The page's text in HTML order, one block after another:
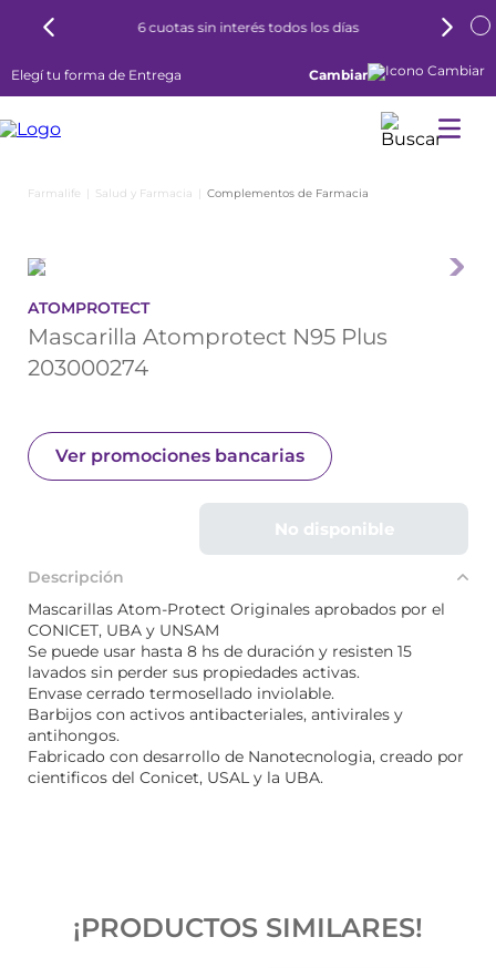
6 cuotas sin interés todos los días
Elegí tu forma de Entrega Cambiar
Salud y Farmacia Complementos de Farmacia
ATOMPROTECT
Mascarilla Atomprotect N95 Plus
203000274
Ver promociones bancarias
No disponible
Descripción
Mascarillas Atom-Protect Originales aprobados por el
CONICET, UBA y UNSAM
Se puede usar hasta 8 hs de duración y resisten 15
lavados sin perder sus propiedades activas.
Envase cerrado termosellado inviolable.
Barbijos con activos antibacteriales, antivirales y
antihongos.
Fabricado con desarrollo de Nanotecnologia, creado por
cientificos del Conicet, USAL y la UBA.
¡PRODUCTOS SIMILARES!